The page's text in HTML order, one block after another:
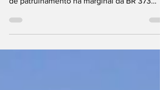
Uma operação policial realizada pela equipe
de patrulhamento na marginal da BR 373